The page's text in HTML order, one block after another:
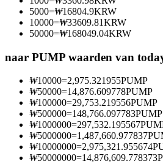
Geniet van winstdeling en copy
Informatie
Big data-analyse inclusief
5000=₩16804.9KRW
10000=₩33609.81KRW
50000=₩168049.04KRW
naar PUMP waarden van
₩10000=2,975.321955PUMP
₩50000=14,876.609778PUMP
₩100000=29,753.219556PUMP
₩500000=148,766.097783PUMP
₩1000000=297,532.195567
₩5000000=1,487,660.977837
₩10000000=2,975,321.955674
₩50000000=14,876,609.778373